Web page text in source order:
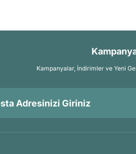
Kampanyalar, İndirimler ve Yeni